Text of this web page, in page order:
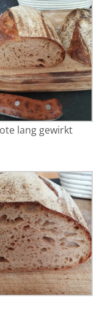
lang gewirkt